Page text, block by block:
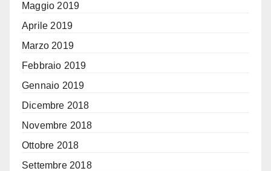
Maggio 2019
Aprile 2019
Marzo 2019
Febbraio 2019
Gennaio 2019
Dicembre 2018
Novembre 2018
Ottobre 2018
Settembre 2018